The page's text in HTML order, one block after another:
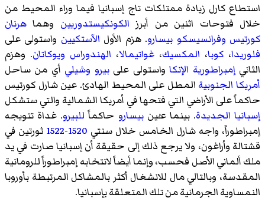
استطاع كارل زيادة ممتلكات تاج إسبانيا فيما وراء المحيط من
خلال فتوحات اثنين من أبرز الكونكيستدوريين وهما هرنان
كورتيس وفرانسيسكو بيسارو. هزم الأول الآستكيين واستولى على
فلوريدا، كوبا، المكسيك، غواتيمالا، الهندوراس ويوكاتان. وهزم
الثانيإمبراطورية الإنكاواستولى علىبيرو وشيلي أي من ساحل
أمريكا الجنوبية المطل على المحيط الهادئ. عين شارل كورتيس
حاكماً على الأراضي التي فتحها في أمريكا الشمالية والتي ستشكل
إسبانيا الجديدة. بينما عـُينبيسارو حاكماً للبيرو. غداة تتويجه
إمبراطوراً، واجه شارل الخامس خلال سنتي 1520
-
1522 ثورتين في
قشتالة وأراغون، ولا يرجع ذلك إلى حقيقة أن إسبانيا صارت في يد
ملك ألماني الأصل فحسب، وإنما أيضاً لانتخابه إمبراطوراً للرومانية
المقدسة، وبالتالي مال للانشغال أكثر بالمشاكل المرتبطة بأوروبا
النمساوية الجرمانية من تلك المتعلقة بإسبانيا.